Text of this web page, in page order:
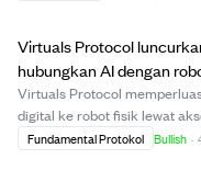
Virtuals Protocol
hubungkan AI dengan
nyata
Virtuals Protocol
digital ke robot fisik lewat
Program ini memberikan tim
Fundamental Protokol Bullish ·